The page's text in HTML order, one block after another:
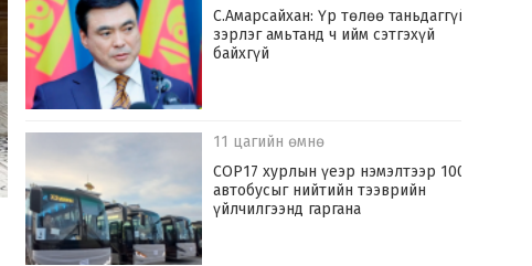
С.Амарсайхан: Үр төлөө таньдаггүй
зэрлэг амьтанд ч ийм сэтгэхүй
байхгүй
11 цагийн өмнө
COP17 хурлын үеэр нэмэлтээр 100
автобусыг нийтийн тээврийн
үйлчилгээнд гаргана